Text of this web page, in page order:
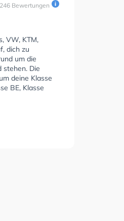
246 Bewertungen
VW, KTM,
dich zu
um die
stehen. Die
deine Klasse
BE, Klasse
Klasse C1E,
am PC zu